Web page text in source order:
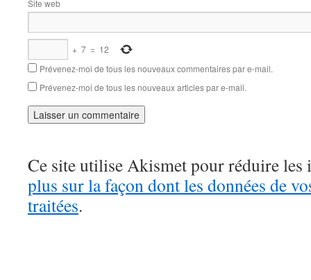
Site web
+ 7 = 12
Prévenez-moi de tous les nouveaux commentaires par e-mail.
Prévenez-moi de tous les nouveaux articles par e-mail.
Ce site utilise Akismet pour réduire les
plus sur la façon dont les données de
traitées.